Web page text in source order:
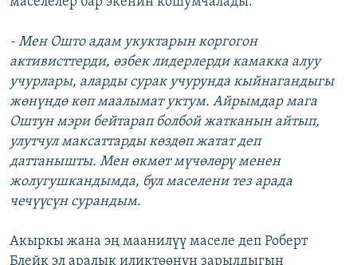
- Мен Ошто адам укуктарын коргогон
активисттерди, өзбек лидерлерди камакка алуу
учурлары, аларды сурак учурунда кыйнагандыгы
жөнүндө көп маалымат уктум. Айрымдар мага
Оштун мэри бейтарап болбой жатканын айтып,
улутчул максаттарды көздөп жатат деп
даттанышты. Мен өкмөт мүчөлөрү менен
жолугушкандымда, бул маселени тез арада
чечүүсүн сурандым.
Акыркы жана эң маанилүү маселе деп Роберт
Блейк эл аралык иликтөөнүн зарылдыгын